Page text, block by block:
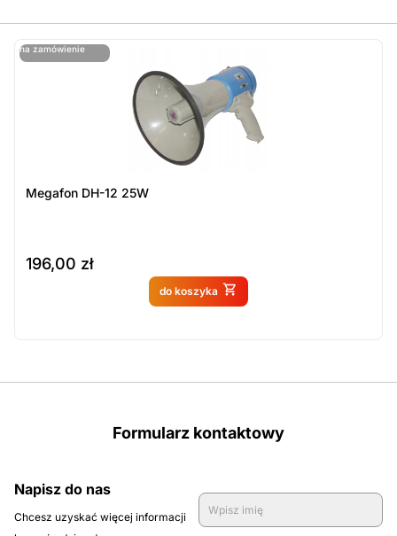
na zamówienie
ostatnie sztuki
Megafon DH-12 25W
196,00 zł
do koszyka
Produkt dostępny na
Formularz kontaktowy
Napisz do nas
Chcesz uzyskać więcej informacji